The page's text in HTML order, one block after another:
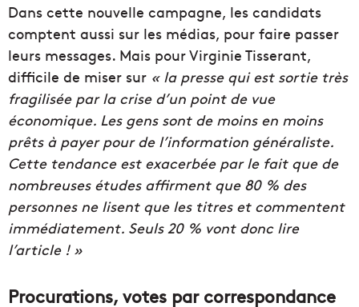
Dans cette nouvelle campagne, les candidats
comptent aussi sur les médias, pour faire passer
leurs messages. Mais pour Virginie Tisserant,
difficile de miser sur « la presse qui est sortietrès
fragilisée par la crise d’un point de vue
économique. Les gens sont de moins en moins
prêts à payer pour de l’information généraliste.
Cette tendance est exacerbée par le fait que de
nombreuses études affirment que 80 % des
personnes ne lisent que les titres et commentent
immédiatement. Seuls 20 % vont donc lire
l’article ! »
Procurations, votes par correspondance